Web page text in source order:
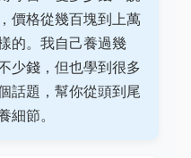
價格從幾百塊到上萬
的。我自己養過幾
少錢，但也學到很多
話題，幫你從頭到尾
細節。